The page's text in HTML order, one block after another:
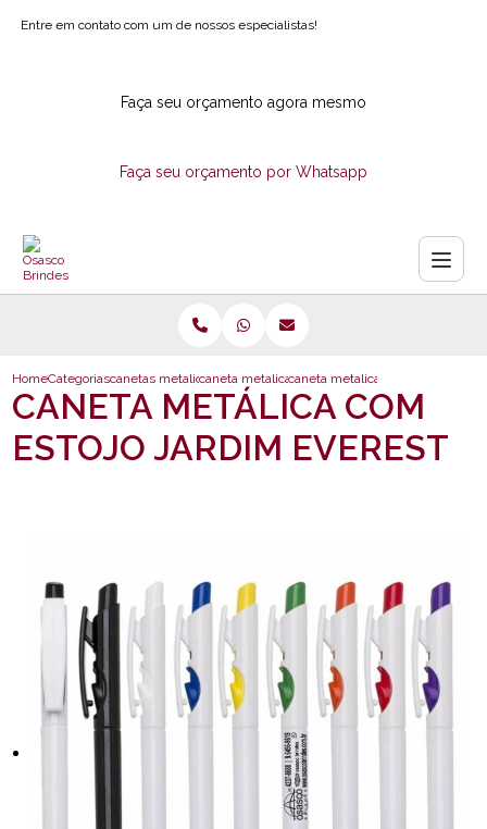
Entre em contato com um de nossos especialistas!
Faça seu orçamento agora mesmo
Faça seu orçamento por Whatsapp
HomeCategoriascanetas metalicascaneta metalica com lasercaneta metalica com estojo
CANETA METÁLICA COM
ESTOJO JARDIM EVEREST